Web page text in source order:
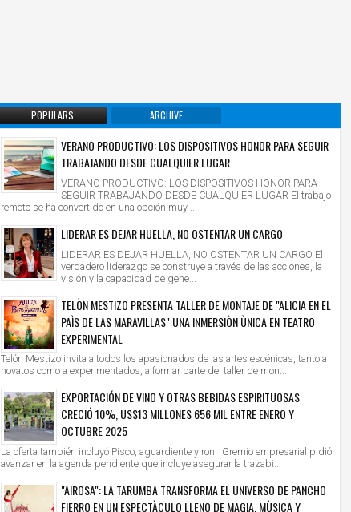
POPULARS ARCHIVE
VERANO PRODUCTIVO: LOS DISPOSITIVOS HONOR PARA SEGUIR
TRABAJANDO DESDE CUALQUIER LUGAR
VERANO PRODUCTIVO: LOS DISPOSITIVOS HONOR PARA
SEGUIR TRABAJANDO DESDE CUALQUIER LUGAR El trabajo
remoto se ha convertido en una opción muy ...
LIDERAR ES DEJAR HUELLA, NO OSTENTAR UN CARGO
LIDERAR ES DEJAR HUELLA, NO OSTENTAR UN CARGO El
verdadero liderazgo se construye a través de las acciones, la
visión y la capacidad de gene...
TELÒN MESTIZO PRESENTA TALLER DE MONTAJE DE "ALICIA EN EL
PAÌS DE LAS MARAVILLAS":UNA INMERSIÒN ÙNICA EN TEATRO
EXPERIMENTAL
Telón Mestizo invita a todos los apasionados de las artes escénicas, tanto a
novatos como a experimentados, a formar parte del taller de mon...
EXPORTACIÓN DE VINO Y OTRAS BEBIDAS ESPIRITUOSAS
CRECIÓ 10%, US$13 MILLONES 656 MIL ENTRE ENERO Y
OCTUBRE 2025
La oferta también incluyó Pisco, aguardiente y ron. Gremio empresarial pidió
avanzar en la agenda pendiente que incluye asegurar la trazabi...
"AIROSA": LA TARUMBA TRANSFORMA EL UNIVERSO DE PANCHO
FIERRO EN UN ESPECTÀCULO LLENO DE MAGIA, MÙSICA Y